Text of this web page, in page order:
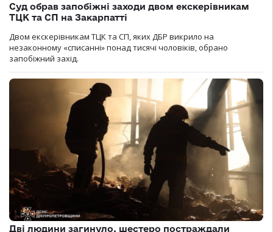
Суд обрав запобіжні заходи двом екскерівникам
ТЦК та СП на Закарпатті
Двом екскерівникам ТЦК та СП, яких ДБР викрило на
незаконному «списанні» понад тисячі чоловіків, обрано
запобіжний захід.
Дві людини загинуло, шестеро постраждали